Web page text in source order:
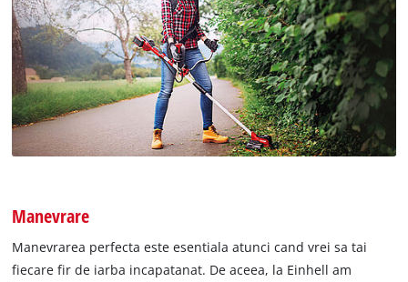
Manevrare
Manevrarea perfecta este esentiala atunci cand vrei sa tai
fiecare fir de iarba incapatanat. De aceea, la Einhell am